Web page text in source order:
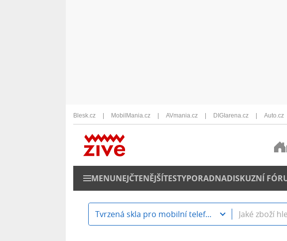
Blesk.cz MobilMania.cz AVmania.cz DIGIarena.cz Auto.cz
MENUNEJČTENĚJŠÍTESTYPORADNADISKUZNÍ
Tvrzená skla pro mobilní telefony